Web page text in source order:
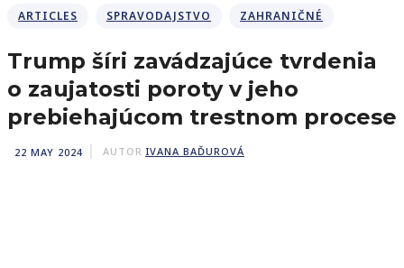
ARTICLES SPRAVODAJSTVO ZAHRANIČNÉ
Trump šíri zavádzajúce tvrdenia
o zaujatosti poroty v jeho
prebiehajúcom trestnom procese
22 MAY 2024 AUTOR IVANA BAĎUROVÁ